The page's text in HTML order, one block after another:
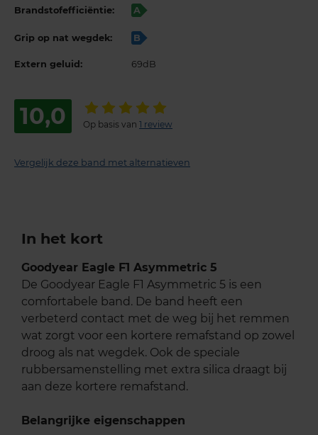
Brandstofefficiëntie: A
Grip op nat wegdek: B
Extern geluid: 69dB
10,0 Op basis van 1 review
Vergelijk deze band met alternatieven
In het kort
Goodyear Eagle F1 Asymmetric 5
De Goodyear Eagle F1 Asymmetric 5 is een
comfortabele band. De band heeft een
verbeterd contact met de weg bij het remmen
wat zorgt voor een kortere remafstand op zowel
droog als nat wegdek. Ook de speciale
rubbersamenstelling met extra silica draagt bij
aan deze kortere remafstand.
Belangrijke eigenschappen